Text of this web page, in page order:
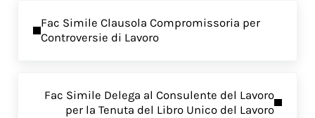
Fac Simile Clausola Compromissoria per
Controversie di Lavoro
Fac Simile Delega al Consulente del Lavoro
per la Tenuta del Libro Unico del Lavoro